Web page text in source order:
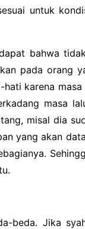
untuk
bahwa
pada orang
karena
masa
misal dia
yang akan
beda. Jika